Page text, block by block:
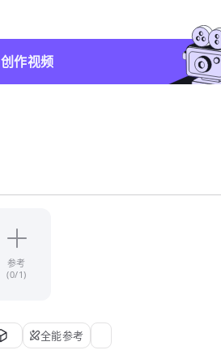
创作视频
参考
(0/1)
全能参考